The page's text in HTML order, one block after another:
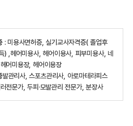
: 미용사면허증, 실기교사자격증( 졸업후
) ,헤어미용사, 헤어이용사, 피부미용사, 네
어미용장, 헤어이용장
발관리사, 스포츠관리사, 아로마테라피스
전문가, 두피·모발관리 전문가, 분장사